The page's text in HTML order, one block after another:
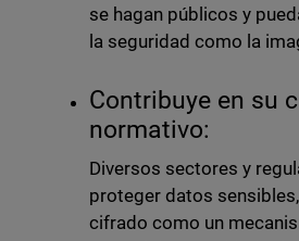
se hagan públicos y
la seguridad como la
Contribuye en su
normativo:
Diversos sectores y
proteger datos
cifrado como un